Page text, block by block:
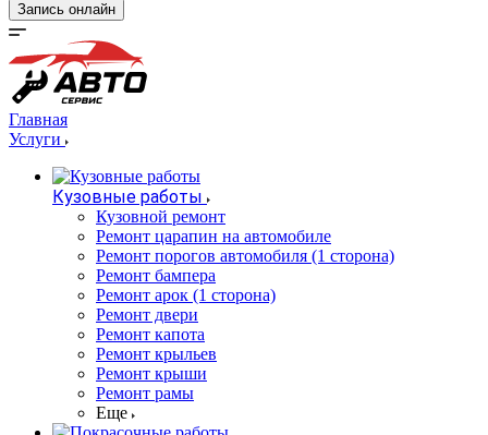
Запись онлайн
Главная
Услуги
Кузовные работы
Кузовной ремонт
Ремонт царапин на автомобиле
Ремонт порогов автомобиля (1 сторона)
Ремонт бампера
Ремонт арок (1 сторона)
Ремонт двери
Ремонт капота
Ремонт крыльев
Ремонт крыши
Ремонт рамы
Еще